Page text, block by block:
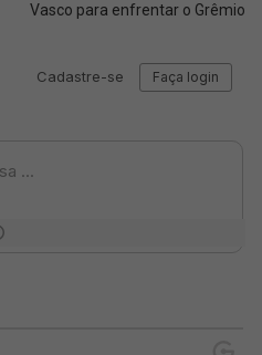
Vasco para enfrentar o Grêmio